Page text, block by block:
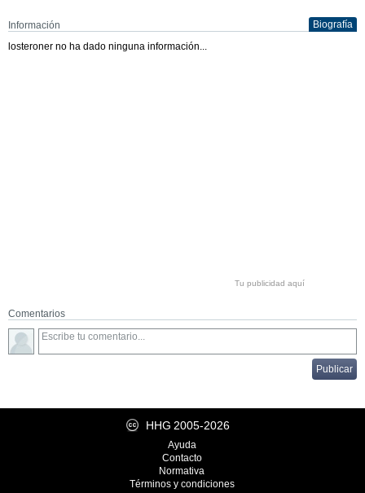
Información
Biografía
losteroner no ha dado ninguna información...
Tu publicidad aquí
Comentarios
HHG 2005-2026
Ayuda
Contacto
Normativa
Términos y condiciones